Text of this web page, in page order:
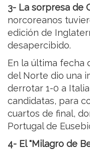
3- La sorpresa de
norcoreanos
edición de
desapercibido.
En la última fecha
del Norte dio una
derrotar 1-0 a
candidatas, para
cuartos de final,
Portugal de
4- El "Milagro de